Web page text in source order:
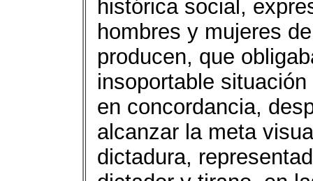
histórica social,
hombres y mujeres
producen, que
insoportable
en concordancia,
alcanzar la meta
dictadura,